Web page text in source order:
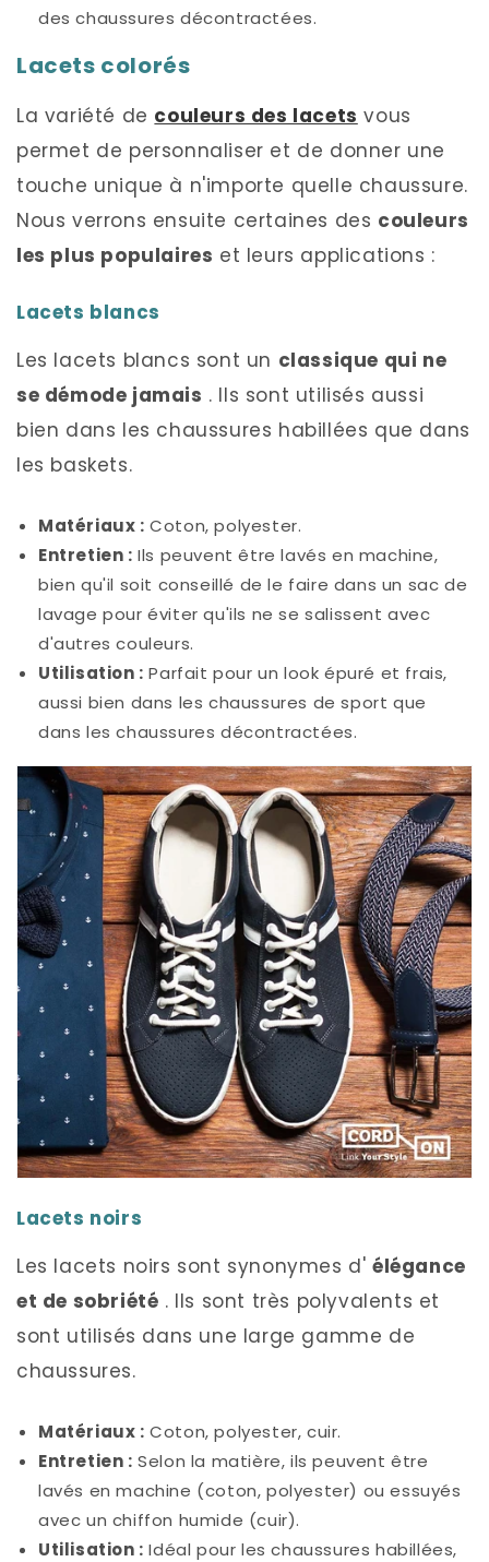
des chaussures décontractées.
Lacets colorés
La variété de couleurs des lacets vous
permet de personnaliser et de donner une
touche unique à n'importe quelle chaussure.
Nous verrons ensuite certaines des couleurs
les plus populaires et leurs applications :
Lacets blancs
Les lacets blancs sont un classique qui ne
se démode jamais . Ils sont utilisés aussi
bien dans les chaussures habillées que dans
les baskets.
Matériaux : Coton, polyester.
Entretien : Ils peuvent être lavés en machine,
bien qu'il soit conseillé de le faire dans un sac de
lavage pour éviter qu'ils ne se salissent avec
d'autres couleurs.
Utilisation : Parfait pour un look épuré et frais,
aussi bien dans les chaussures de sport que
dans les chaussures décontractées.
Lacets noirs
Les lacets noirs sont synonymes d' élégance
et de sobriété . Ils sont très polyvalents et
sont utilisés dans une large gamme de
chaussures.
Matériaux : Coton, polyester, cuir.
Entretien : Selon la matière, ils peuvent être
lavés en machine (coton, polyester) ou essuyés
avec un chiffon humide (cuir).
Utilisation : Idéal pour les chaussures habillées,